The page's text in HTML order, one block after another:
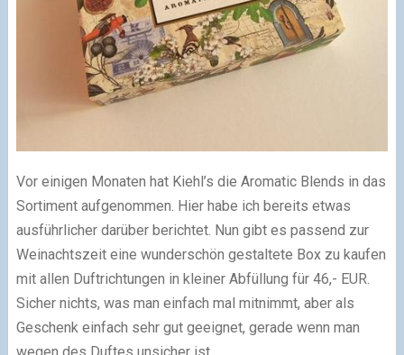
Vor einigen Monaten hat Kiehl’s die Aromatic Blends in das
Sortiment aufgenommen. Hier habe ich bereits etwas
ausführlicher darüber berichtet. Nun gibt es passend zur
Weinachtszeit eine wunderschön gestaltete Box zu kaufen
mit allen Duftrichtungen in kleiner Abfüllung für 46,- EUR.
Sicher nichts, was man einfach mal mitnimmt, aber als
Geschenk einfach sehr gut geeignet, gerade wenn man